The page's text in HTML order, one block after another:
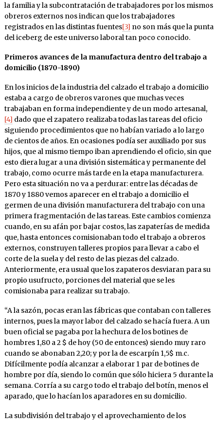
la familia y la subcontratación de trabajadores por los mismos
obreros externos nos indican que los trabajadores
registrados en las distintas fuentes[3] no son más que la punta
del iceberg de este universo laboral tan poco conocido.
Primeros avances de la manufactura dentro del trabajo a
domicilio (1870-1890)
En los inicios de la industria del calzado el trabajo a domicilio
estaba a cargo de obreros varones que muchas veces
trabajaban en forma independiente y de un modo artesanal,
[4] dado que el zapatero realizaba todas las tareas del oficio
siguiendo procedimientos que no habían variado a lo largo
de cientos de años. En ocasiones podía ser auxiliado por sus
hijos, que al mismo tiempo iban aprendiendo el oficio, sin que
esto diera lugar a una división sistemática y permanente del
trabajo, como ocurre más tarde en la etapa manufacturera.
Pero esta situación no va a perdurar: entre las décadas de
1870 y 1880 vemos aparecer en el trabajo a domicilio el
germen de una división manufacturera del trabajo con una
primera fragmentación de las tareas. Este cambios comienza
cuando, en su afán por bajar costos, las zapaterías de medida
que, hasta entonces comisionaban todo el trabajo a obreros
externos, construyen talleres propios para llevar a cabo el
corte de la suela y del resto de las piezas del calzado.
Anteriormente, era usual que los zapateros desviaran para su
propio usufructo, porciones del material que se les
comisionaba para realizar su trabajo.
“A la sazón, pocas eran las fábricas que contaban con talleres
internos, pues la mayor labor del calzado se hacía fuera. A un
buen oficial se pagaba por la hechura de los botines de
hombres 1,80 a 2 $ de hoy (50 de entonces) siendo muy raro
cuando se abonaban 2,20; y por la de escarpín 1,5$ m.c.
Difícilmente podía alcanzar a elaborar 1 par de botines de
hombre por día, siendo lo común que sólo hiciera 5 durante la
semana. Corría a su cargo todo el trabajo del botín, menos el
aparado, que lo hacían los aparadores en su domicilio.
La subdivisión del trabajo y el aprovechamiento de los